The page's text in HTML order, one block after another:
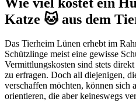
Katze 🐱 aus dem
Das Tierheim Lünen erhebt im
Schützlinge meist eine gewisse
Vermittlungskosten sind stets
zu erfragen. Doch all diejenigen,
verschaffen möchten, können sich
orientieren, die aber keineswegs